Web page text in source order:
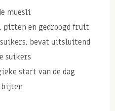
muesli
pitten en gedroogd fruit
suikers, bevat uitsluitend
suikers
start van de dag